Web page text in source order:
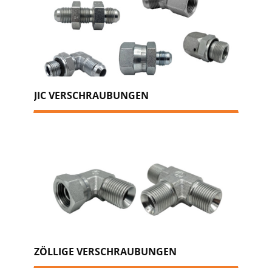
JIC VERSCHRAUBUNGEN
ZÖLLIGE VERSCHRAUBUNGEN